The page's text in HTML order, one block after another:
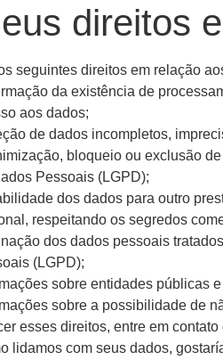
direitos
seguintes direitos em relação
da existência de
aos dados;
de dados incompletos,
bloqueio ou exclusão
Pessoais (LGPD);
dos dados para outro
respeitando os segredos
dos dados pessoais
(LGPD);
sobre entidades públicas
sobre a possibilidade de
esses direitos, entre em
lidamos com seus dados,